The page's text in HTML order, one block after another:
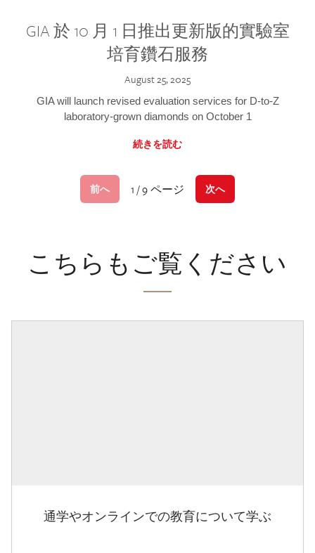
GIA 於 10 月 1 日推出更新版的實驗室
培育鑽石服務
August 25, 2025
GIA will launch revised evaluation services for D-to-Z
laboratory-grown diamonds on October 1
続きを読む
前へ 1 / 9 ページ 次へ
こちらもご覧ください
通学やオンラインでの教育について学ぶ